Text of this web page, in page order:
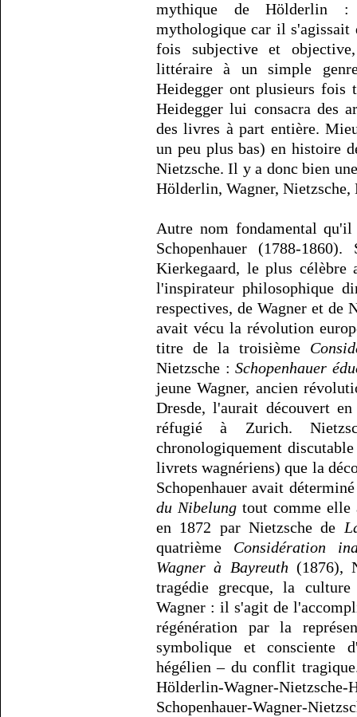
mythique de Hölderlin :
mythologique car il s'agissait
fois subjective et
littéraire à un simple
Heidegger ont plusieurs fois
Heidegger lui consacra des
des livres à part entière.
un peu plus bas) en histoire
Nietzsche. Il y a donc bien
Hölderlin, Wagner, Nietzsche,
Autre nom fondamental
Schopenhauer (1788-
Kierkegaard, le plus célèbre
l'inspirateur philosophique
respectives, de Wagner et de
avait vécu la révolution
titre de la troisième
Nietzsche :Schopenhauer
jeune Wagner, ancien
Dresde, l'aurait découvert
réfugié à Zurich.
chronologiquement
livrets wagnériens) que la
Schopenhauer avait
du Nibelung tout comme elle
en 1872 par Nietzsche de
quatrième Considération
Wagner à Bayreuth (1876),
tragédie grecque, la
Wagner : il s'agit de
régénération par la
symbolique et consciente
hégélien – du conflit
Hölderlin-Wagner-
Schopenhauer-Wagner-